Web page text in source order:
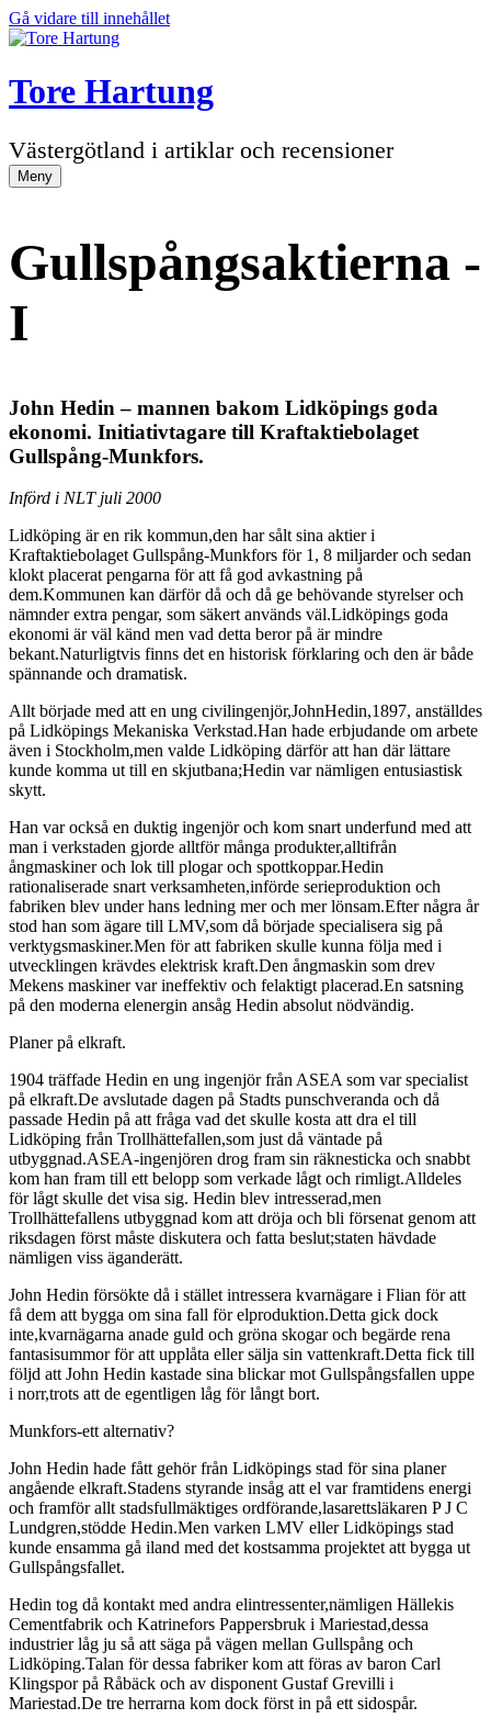
Gå vidare till innehållet
Tore Hartung
Västergötland i artiklar och recensioner
Meny
Gullspångsaktierna -
I
John Hedin – mannen bakom Lidköpings goda
ekonomi. Initiativtagare till Kraftaktiebolaget
Gullspång-Munkfors.
Införd i NLT juli 2000
Lidköping är en rik kommun,den har sålt sina aktier i
Kraftaktiebolaget Gullspång-Munkfors för 1, 8 miljarder och sedan
klokt placerat pengarna för att få god avkastning på
dem.Kommunen kan därför då och då ge behövande styrelser och
nämnder extra pengar, som säkert används väl.Lidköpings goda
ekonomi är väl känd men vad detta beror på är mindre
bekant.Naturligtvis finns det en historisk förklaring och den är både
spännande och dramatisk.
Allt började med att en ung civilingenjör,JohnHedin,1897, anställdes
på Lidköpings Mekaniska Verkstad.Han hade erbjudande om arbete
även i Stockholm,men valde Lidköping därför att han där lättare
kunde komma ut till en skjutbana;Hedin var nämligen entusiastisk
skytt.
Han var också en duktig ingenjör och kom snart underfund med att
man i verkstaden gjorde alltför många produkter,alltifrån
ångmaskiner och lok till plogar och spottkoppar.Hedin
rationaliserade snart verksamheten,införde serieproduktion och
fabriken blev under hans ledning mer och mer lönsam.Efter några år
stod han som ägare till LMV,som då började specialisera sig på
verktygsmaskiner.Men för att fabriken skulle kunna följa med i
utvecklingen krävdes elektrisk kraft.Den ångmaskin som drev
Mekens maskiner var ineffektiv och felaktigt placerad.En satsning
på den moderna elenergin ansåg Hedin absolut nödvändig.
Planer på elkraft.
1904 träffade Hedin en ung ingenjör från ASEA som var specialist
på elkraft.De avslutade dagen på Stadts punschveranda och då
passade Hedin på att fråga vad det skulle kosta att dra el till
Lidköping från Trollhättefallen,som just då väntade på
utbyggnad.ASEA-ingenjören drog fram sin räknesticka och snabbt
kom han fram till ett belopp som verkade lågt och rimligt.Alldeles
för lågt skulle det visa sig. Hedin blev intresserad,men
Trollhättefallens utbyggnad kom att dröja och bli försenat genom att
riksdagen först måste diskutera och fatta beslut;staten hävdade
nämligen viss äganderätt.
John Hedin försökte då i stället intressera kvarnägare i Flian för att
få dem att bygga om sina fall för elproduktion.Detta gick dock
inte,kvarnägarna anade guld och gröna skogar och begärde rena
fantasisummor för att upplåta eller sälja sin vattenkraft.Detta fick till
följd att John Hedin kastade sina blickar mot Gullspångsfallen uppe
i norr,trots att de egentligen låg för långt bort.
Munkfors-ett alternativ?
John Hedin hade fått gehör från Lidköpings stad för sina planer
angående elkraft.Stadens styrande insåg att el var framtidens energi
och framför allt stadsfullmäktiges ordförande,lasarettsläkaren P J C
Lundgren,stödde Hedin.Men varken LMV eller Lidköpings stad
kunde ensamma gå iland med det kostsamma projektet att bygga ut
Gullspångsfallet.
Hedin tog då kontakt med andra elintressenter,nämligen Hällekis
Cementfabrik och Katrinefors Pappersbruk i Mariestad,dessa
industrier låg ju så att säga på vägen mellan Gullspång och
Lidköping.Talan för dessa fabriker kom att föras av baron Carl
Klingspor på Råbäck och av disponent Gustaf Grevilli i
Mariestad.De tre herrarna kom dock först in på ett sidospår.